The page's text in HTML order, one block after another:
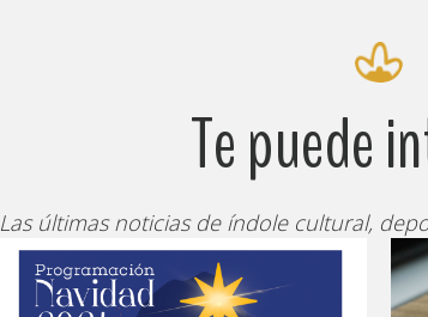
Te puede
Las últimas noticias de índole cultural,